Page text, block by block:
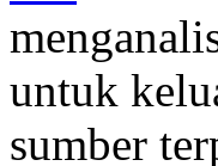
untuk
sumber